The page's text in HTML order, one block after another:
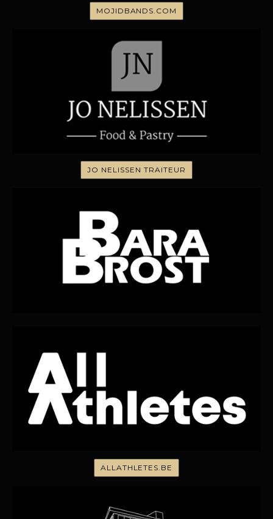
MOJIDBANDS.COM
JO NELISSEN TRAITEUR
ALLATHLETES.BE